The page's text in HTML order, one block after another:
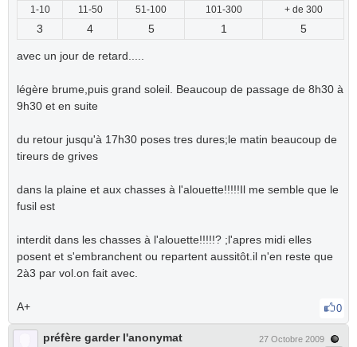
1-10 11-50 51-100 101-300 + de 300
3 4 5 1 5
avec un jour de retard.....
légère brume,puis grand soleil. Beaucoup de passage de 8h30 à
9h30 et en suite
du retour jusqu'à 17h30 poses tres dures;le matin beaucoup de
tireurs de grives
dans la plaine et aux chasses à l'alouette!!!!!Il me semble que le
fusil est
interdit dans les chasses à l'alouette!!!!!? ;l'apres midi elles
posent et s'embranchent ou repartent aussitôt.il n'en reste que
2à3 par vol.on fait avec.
A+ 0
préfère garder l'anonymat
27 Octobre 2009